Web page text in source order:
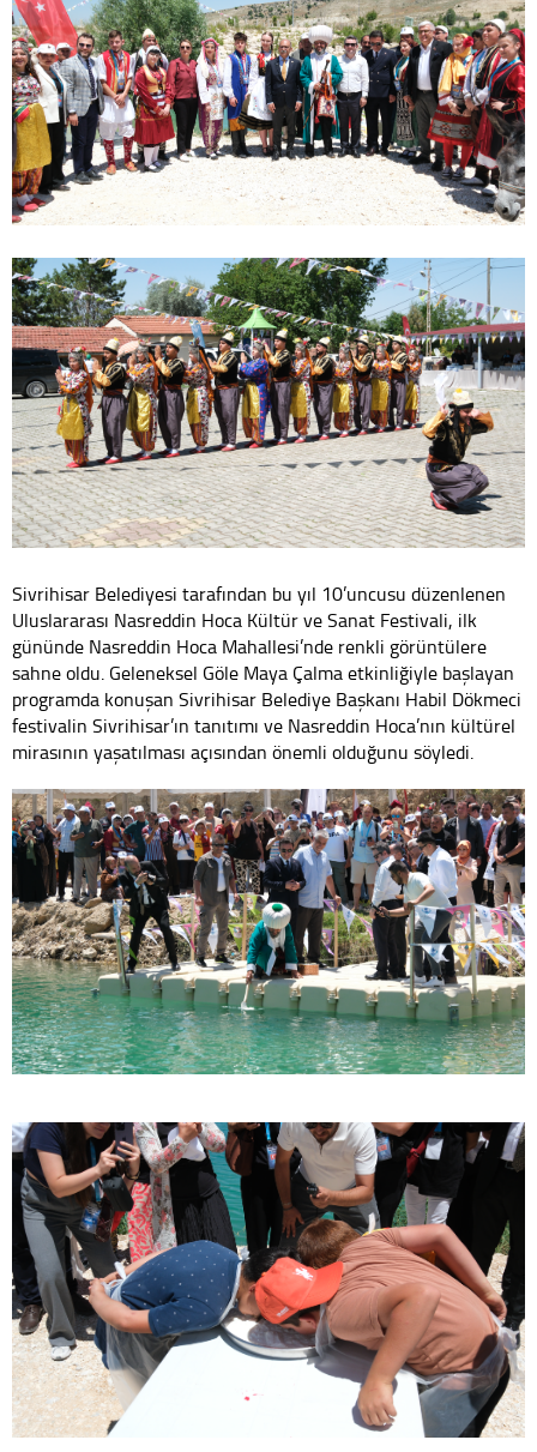
Sivrihisar Belediyesi tarafından bu yıl 10’uncusu düzenlenen
Uluslararası Nasreddin Hoca Kültür ve Sanat Festivali, ilk
gününde Nasreddin Hoca Mahallesi’nde renkli görüntülere
sahne oldu. Geleneksel Göle Maya Çalma etkinliğiyle başlayan
programda konuşan Sivrihisar Belediye Başkanı Habil Dökmeci
festivalin Sivrihisar’ın tanıtımı ve Nasreddin Hoca’nın kültürel
mirasının yaşatılması açısından önemli olduğunu söyledi.